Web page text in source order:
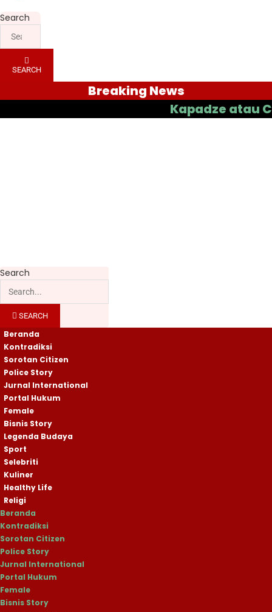
Search
SEARCH
Breaking News
Kapadze atau Casas
Search
SEARCH
Beranda
Kontradiksi
Sorotan Citizen
Police Story
Jurnal International
Portal Hukum
Female
Bisnis Story
Legenda Budaya
Sport
Selebriti
Kuliner
Healthy Life
Religi
Beranda
Kontradiksi
Sorotan Citizen
Police Story
Jurnal International
Portal Hukum
Female
Bisnis Story